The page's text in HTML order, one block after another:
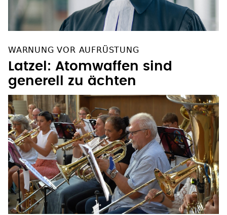
WARNUNG VOR AUFRÜSTUNG
Latzel: Atomwaffen sind
generell zu ächten